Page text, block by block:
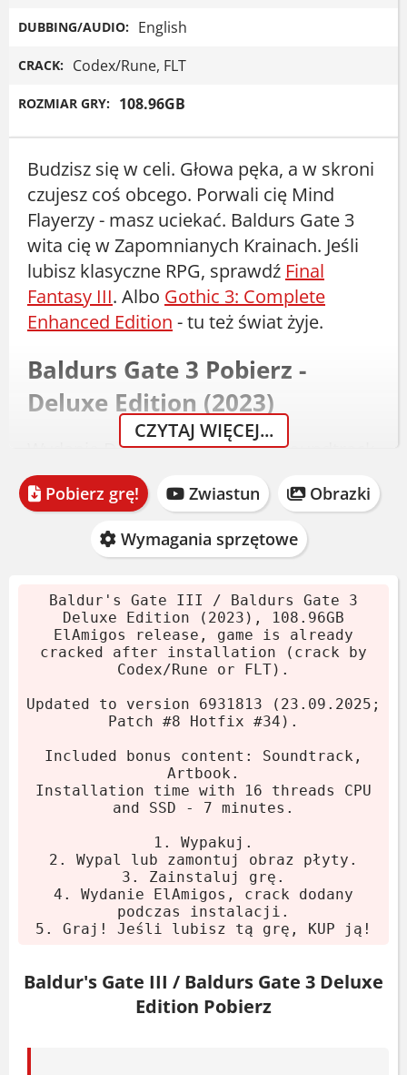
DUBBING/AUDIO: English
CRACK: Codex/Rune, FLT
ROZMIAR GRY: 108.96GB
Budzisz się w celi. Głowa pęka, a w skroni
czujesz coś obcego. Porwali cię Mind
Flayerzy - masz uciekać. Baldurs Gate 3
wita cię w Zapomnianych Krainach. Jeśli
lubisz klasyczne RPG, sprawdź Final
Fantasy III. Albo Gothic 3: Complete
Enhanced Edition - tu też świat żyje.
Baldurs Gate 3 Pobierz -
Deluxe Edition (2023)
Wydanie Deluxe z dodatkami: Soundtrack
i Artbook. Gra zaktualizowana do wersji
6931813 (Patch #8 Hotfix #34). Instalacja
zajmuje około 7 minut na SSD. Rozmiar
archiwum to 108.96 GB.
Pobierz archiwum.
Wypakuj za pomocą 7-Zip lub
WinRAR.
Zamontuj obraz płyty.
Uruchom instalator. Crack
(Codex/Rune lub FLT) dodaje się
Graj! Jeśli grę lubisz, kup ją.
Wymagania systemowe
Minimalne
System:Windows 10 64-bit
Procesor:Intel I5 4690 / AMD FX
RAM:8 GB
Karta graficzna:Nvidia GTX 970 / RX
CZYTAJ WIĘCEJ...
Pobierz grę! Zwiastun Obrazki
Wymagania sprzętowe
Baldur's Gate III / Baldurs Gate 3
Deluxe Edition (2023), 108.96GB
ElAmigos release, game is already
cracked after installation (crack by
Codex/Rune or FLT).
Updated to version 6931813 (23.09.2025;
Patch #8 Hotfix #34).
Included bonus content: Soundtrack,
Artbook.
Installation time with 16 threads CPU
and SSD - 7 minutes.
1. Wypakuj.
2. Wypal lub zamontuj obraz płyty.
3. Zainstaluj grę.
4. Wydanie ElAmigos, crack dodany
podczas instalacji.
5. Graj! Jeśli lubisz tą grę, KUP ją!
Baldur's Gate III / Baldurs Gate 3 Deluxe
Edition Pobierz